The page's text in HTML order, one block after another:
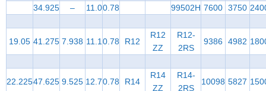
34.925 – 11.00.78 99502H 7600 3750
19.05 41.275 7.938 11.10.78 R12
R12
ZZ
R12-
2RS
9386 4982
22.22547.625 9.525 12.70.78 R14
R14
ZZ
R14-
2RS
10098 5827